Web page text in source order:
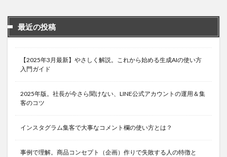
最近の投稿
【2025年3月最新】やさしく解説。これから始める生成AIの使い方
入門ガイド
2025年版。社長が今さら聞けない、LINE公式アカウントの運用＆集
客のコツ
インスタグラム集客で大事なコメント欄の使い方とは？
事例で理解。商品コンセプト（企画）作りで失敗する人の特徴と